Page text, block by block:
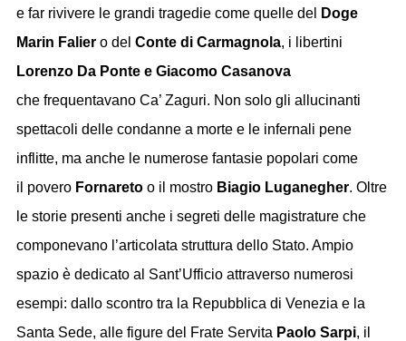
e far rivivere le grandi tragedie come quelle del
Doge
Marin Faliero del Conte di Carmagnola, i libertini
Lorenzo Da Ponte e Giacomo Casanova
che frequentavano Ca’ Zaguri. Non solo gli allucinanti
spettacoli delle condanne a morte e le infernali pene
inflitte, ma anche le numerose fantasie popolari come
il povero Fornaretoo il mostro Biagio Luganegher. Oltre
le storie presenti anche i segreti delle magistrature che
componevano l’articolata struttura dello Stato. Ampio
spazio è dedicato al Sant’Ufficio attraverso numerosi
esempi: dallo scontro tra la Repubblica di Venezia e la
Santa Sede, alle figure del Frate Servita Paolo Sarpi, il